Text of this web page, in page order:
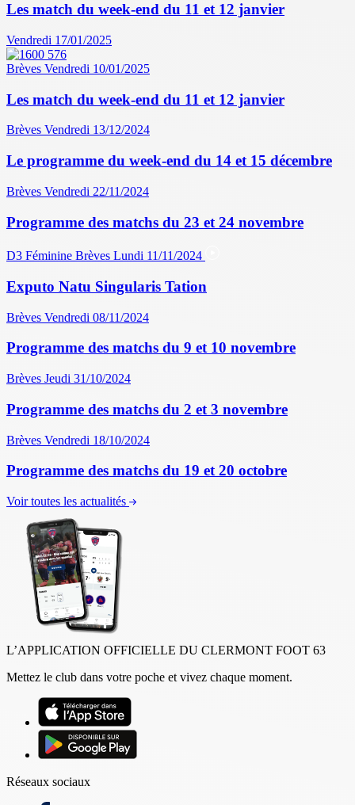
Les match du week-end du 11 et 12 janvier
Vendredi 17/01/2025
Brèves Vendredi 10/01/2025
Les match du week-end du 11 et 12 janvier
Brèves Vendredi 13/12/2024
Le programme du week-end du 14 et 15 décembre
Brèves Vendredi 22/11/2024
Programme des matchs du 23 et 24 novembre
D3 Féminine Brèves Lundi 11/11/2024
Exputo Natu Singularis Tation
Brèves Vendredi 08/11/2024
Programme des matchs du 9 et 10 novembre
Brèves Jeudi 31/10/2024
Programme des matchs du 2 et 3 novembre
Brèves Vendredi 18/10/2024
Programme des matchs du 19 et 20 octobre
Voir toutes les actualités
L’APPLICATION OFFICIELLE DU CLERMONT FOOT 63
Mettez le club dans votre poche et vivez chaque moment.
Réseaux sociaux